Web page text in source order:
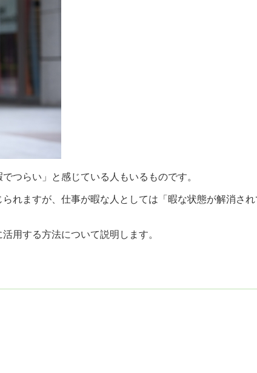
つらい」と感じている人もいるものです。
れますが、仕事が暇な人としては「暇な状態が解消さ
用する方法について説明します。